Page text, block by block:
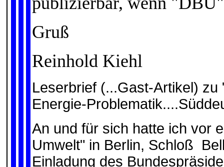
Gruß
Reinhold Kiehl
Leserbrief (...Gast-Artikel)
Energie-
An und für sich hatte ich vor
Umwelt" in Berlin, Schloß
Einladung des